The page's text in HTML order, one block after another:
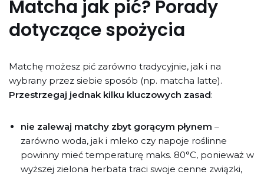
Matcha jak pić? Porady
dotyczące spożycia
Matchę możesz pić zarówno tradycyjnie, jak i na
wybrany przez siebie sposób (np. matcha latte).
Przestrzegaj jednak kilku kluczowych zasad:
nie zalewaj matchy zbyt gorącym płynem –
zarówno woda, jak i mleko czy napoje roślinne
powinny mieć temperaturę maks. 80°C, ponieważ w
wyższej zielona herbata traci swoje cenne związki,